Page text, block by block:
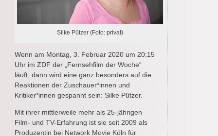
Silke Pützer (Foto: privat)
Wenn am Montag, 3. Februar 2020 um 20:15
Uhr im ZDF der „Fernsehfilm der Woche“
läuft, dann wird eine ganz besonders auf die
Reaktionen der Zuschauer*innen und
Kritiker*innen gespannt sein: Silke Pützer.
Mit ihrer mittlerweile mehr als 25-jährigen
Film- und TV-Erfahrung ist sie seit 2009 als
Produzentin bei Network Movie Köln für